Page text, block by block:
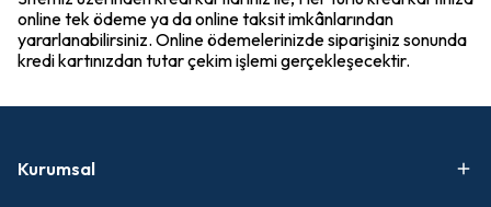
online tek ödeme ya da online taksit imkânlarından
yararlanabilirsiniz. Online ödemelerinizde siparişiniz sonunda
kredi kartınızdan tutar çekim işlemi gerçekleşecektir.
Kurumsal